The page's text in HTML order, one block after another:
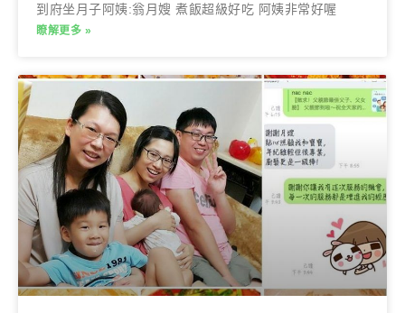
到府坐月子阿姨:翁月嫂 煮飯超級好吃 阿姨非常好喔
瞭解更多 »